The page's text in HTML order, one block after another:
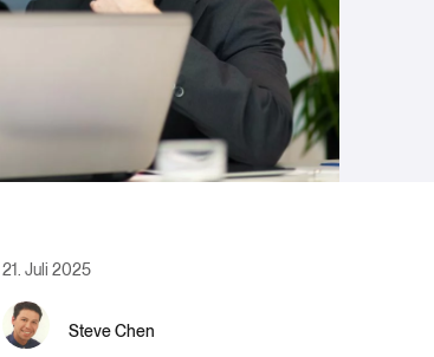
21. Juli 2025
Steve Chen